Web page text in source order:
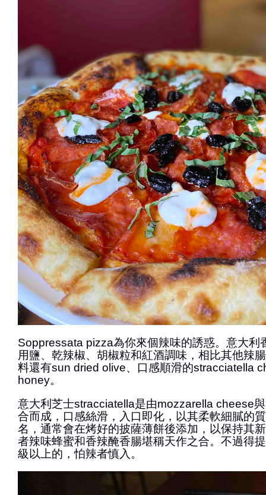
Soppressata pizza為你來個辣味的誘惑。意大利
用鹽、乾辣椒、胡椒粒和紅酒調味，相比其他辣
料還有sun dried olive、口感順滑的stracciatella
honey。
意大利芝士stracciatella是由mozzarella cheese
合而成，口感絲滑，入口即化，以其柔軟細膩的
名，通常會在烤好的披薩薄餅後添加，以保持其
者辣味蜂蜜和香辣醃香腸堪稱天作之合。不過得
級以上的，怕辣者慎入。